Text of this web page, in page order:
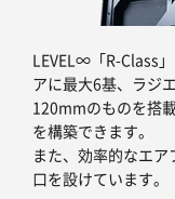
LEVEL∞「R-Class
アに最大6基、ラジ
120mmのものを搭
を構築できます。
また、効率的なエ
口を設けています。